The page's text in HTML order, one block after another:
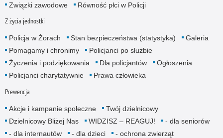
Związki zawodowe
Równość płci w Policji
Z życia jednostki
Policja w Żorach Stan bezpieczeństwa (statystyka)
Galeria
Pomagamy i chronimy
Policjanci po służbie
Życzenia i podziękowania
Dla policjantów
Ogłoszenia
Policjanci charytatywnie
Prawa człowieka
Prewencja
Akcje i kampanie społeczne
Twój dzielnicowy
Dzielnicowy Bliżej Nas
WIDZISZ – REAGUJ!
- dla senio­rów
- dla internautów
- dla dzieci
- ochrona zwierząt